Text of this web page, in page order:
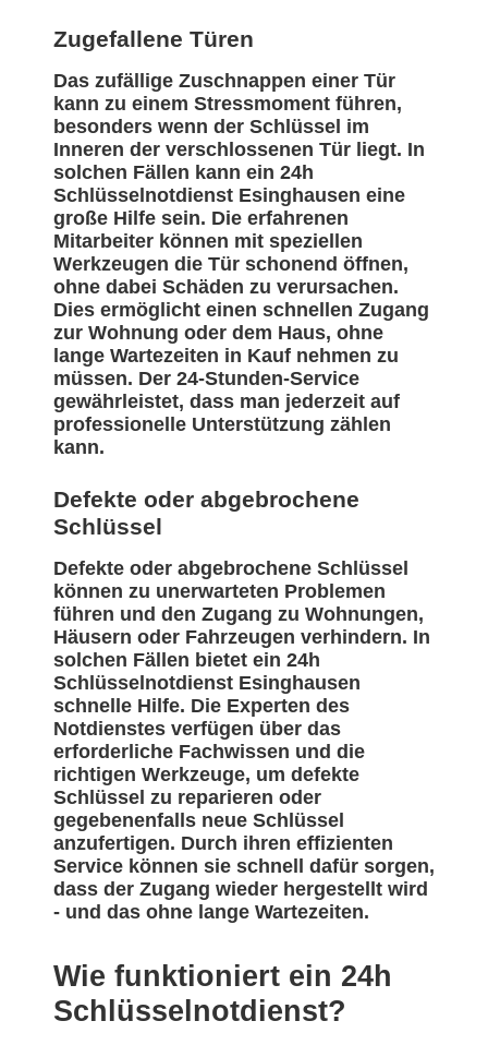
Zugefallene Türen
Das zufällige Zuschnappen einer Tür
kann zu einem Stressmoment führen,
besonders wenn der Schlüssel im
Inneren der verschlossenen Tür liegt. In
solchen Fällen kann ein 24h
Schlüsselnotdienst Esinghausen eine
große Hilfe sein. Die erfahrenen
Mitarbeiter können mit speziellen
Werkzeugen die Tür schonend öffnen,
ohne dabei Schäden zu verursachen.
Dies ermöglicht einen schnellen Zugang
zur Wohnung oder dem Haus, ohne
lange Wartezeiten in Kauf nehmen zu
müssen. Der 24-Stunden-Service
gewährleistet, dass man jederzeit auf
professionelle Unterstützung zählen
kann.
Defekte oder abgebrochene
Schlüssel
Defekte oder abgebrochene Schlüssel
können zu unerwarteten Problemen
führen und den Zugang zu Wohnungen,
Häusern oder Fahrzeugen verhindern. In
solchen Fällen bietet ein 24h
Schlüsselnotdienst Esinghausen
schnelle Hilfe. Die Experten des
Notdienstes verfügen über das
erforderliche Fachwissen und die
richtigen Werkzeuge, um defekte
Schlüssel zu reparieren oder
gegebenenfalls neue Schlüssel
anzufertigen. Durch ihren effizienten
Service können sie schnell dafür sorgen,
dass der Zugang wieder hergestellt wird
- und das ohne lange Wartezeiten.
Wie funktioniert ein 24h
Schlüsselnotdienst?